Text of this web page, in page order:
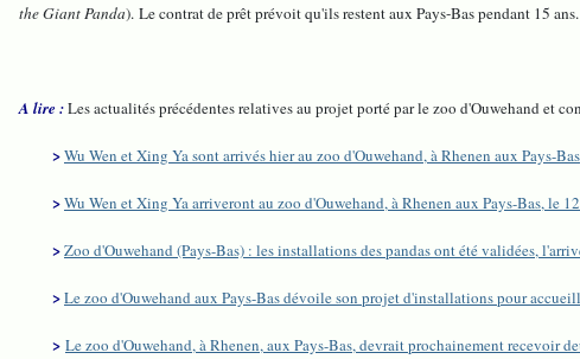
the Giant Panda). Le contrat de prêt prévoit qu'ils restent aux Pays-Bas pendant 15 ans.
A lire :Les actualités précédentes relatives au projet porté par le zoo d'Ouwehand et
>Wu Wen et Xing Ya sont arrivés hier au zoo d'Ouwehand, à Rhenen aux Pays-
>Wu Wen et Xing Ya arriveront au zoo d'Ouwehand, à Rhenen aux Pays-Bas, le
>Zoo d'Ouwehand (Pays-Bas) : les installations des pandas ont été validées,
>Le zoo d'Ouwehand aux Pays-Bas dévoile son projet d'installations pour
> Le zoo d'Ouwehand, à Rhenen, aux Pays-Bas, devrait prochainement recevoir